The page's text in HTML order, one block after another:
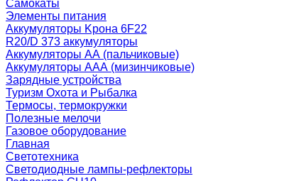
Самокаты
Элементы питания
Аккумуляторы Kрона 6F22
R20/D 373 аккумуляторы
Аккумуляторы AA (пальчиковые)
Аккумуляторы AAA (мизинчиковые)
Зарядные устройства
Туризм Охота и Рыбалка
Термосы, термокружки
Полезные мелочи
Газовое оборудование
Главная
Светотехника
Светодиодные лампы-рефлекторы